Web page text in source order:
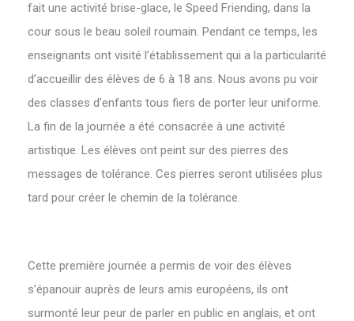
fait une activité brise-glace, le Speed Friending, dans la
cour sous le beau soleil roumain. Pendant ce temps, les
enseignants ont visité l’établissement qui a la particularité
d’accueillir des élèves de 6 à 18 ans. Nous avons pu voir
des classes d’enfants tous fiers de porter leur uniforme.
La fin de la journée a été consacrée à une activité
artistique. Les élèves ont peint sur des pierres des
messages de tolérance. Ces pierres seront utilisées plus
tard pour créer le chemin de la tolérance.
Cette première journée a permis de voir des élèves
s’épanouir auprès de leurs amis européens, ils ont
surmonté leur peur de parler en public en anglais, et ont